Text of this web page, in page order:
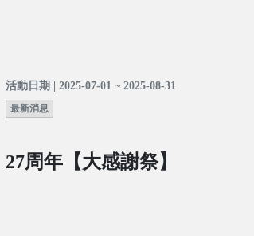
活動日期 | 2025-07-01 ~ 2025-08-31
最新消息
27周年【大感謝祭】